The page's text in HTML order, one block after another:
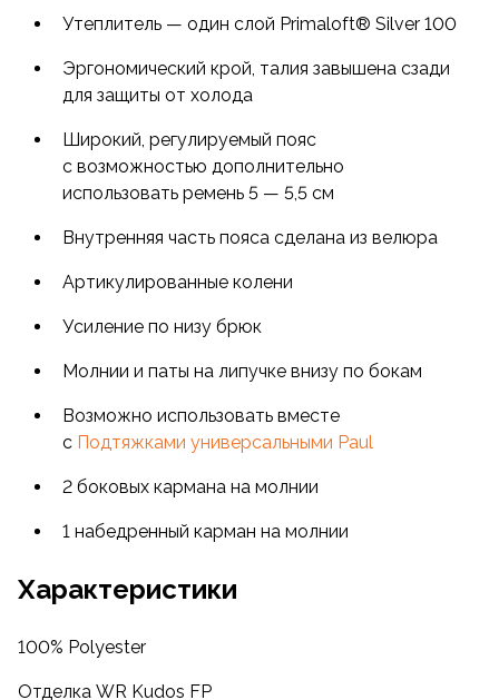
загрунтованные снегом холсты своими следами.
В теплых прочных износостойких брюках
спортом, гулять или играть в снежки с ребенком.
Утепленные брюкиизготовлены из плотной
Polyester-овойткани, благодаря чему они легкие,
прочные и износостойкие (Стойкость к истиранию:
5000 циклов).
Сдерживая ветер, они мягко согревают, благодаря
высокотехнологичному теплому и легкому
утеплителю Primaloft® Sport (100 г/м
Длинноволокнистый Primaloft® Silver, слегка
лучше большинства утеплителей возвращает
свой объем после многоразовой стирки и сушки.
Кроме того, он обладает водоотталкивающими
и «дышащими» свойствами, быстро сохнет
и согревает даже в намокшем состоянии. Все эти
утеплителем там, где пух не работает, то есть
в местах с повышенной влажностью.
Утеплитель — один слой Primaloft® Silver 100
Эргономический крой, талия завышена сзади
для защиты от холода
Широкий, регулируемый пояс
с возможностью дополнительно
использовать ремень 5 — 5,5 см
Внутренняя часть пояса сделана из велюра
Артикулированные колени
Усиление по низу брюк
Молнии и паты на липучке внизу по бокам
Возможно использовать вместе
с Подтяжками универсальными Paul
2 боковых кармана на молнии
1 набедренный карман на молнии
Характеристики
100% Polyester
Отделка WR Kudos FP